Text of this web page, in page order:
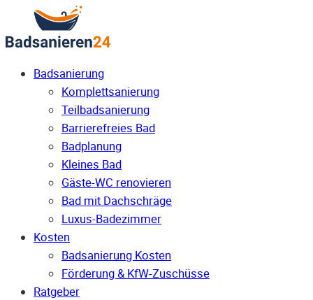
Badsanierung
Komplettsanierung
Teilbadsanierung
Barrierefreies Bad
Badplanung
Kleines Bad
Gäste-WC renovieren
Bad mit Dachschräge
Luxus-Badezimmer
Kosten
Badsanierung Kosten
Förderung & KfW-Zuschüsse
Ratgeber